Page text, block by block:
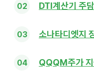
DTI계산기 주
소나타디엣지
QQQM주가